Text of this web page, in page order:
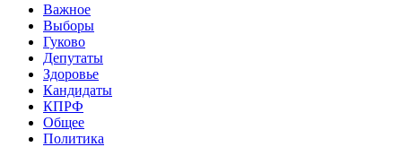
Важное
Выборы
Гуково
Депутаты
Здоровье
Кандидаты
КПРФ
Общее
Политика